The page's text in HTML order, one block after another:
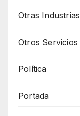
Otras Industrias
Otros Servicios
Política
Portada